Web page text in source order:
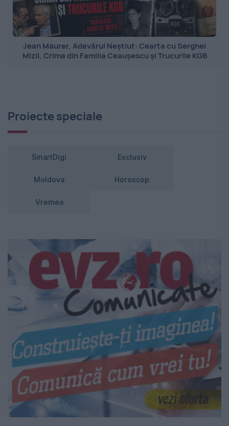
Jean Maurer, Adevărul Neștiut: Cearta cu Serghei
Mizil, Crima din Familia Ceaușescu și Trucurile KGB
Proiecte speciale
SmartDigi Exclusiv
Moldova Horoscop
Vremea